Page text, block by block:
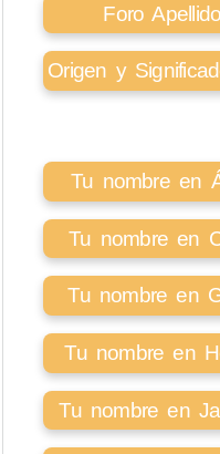
Foro
Origen y
Tu nombre en
Tu nombre en
Tu nombre en
Tu nombre en
Tu nombre en